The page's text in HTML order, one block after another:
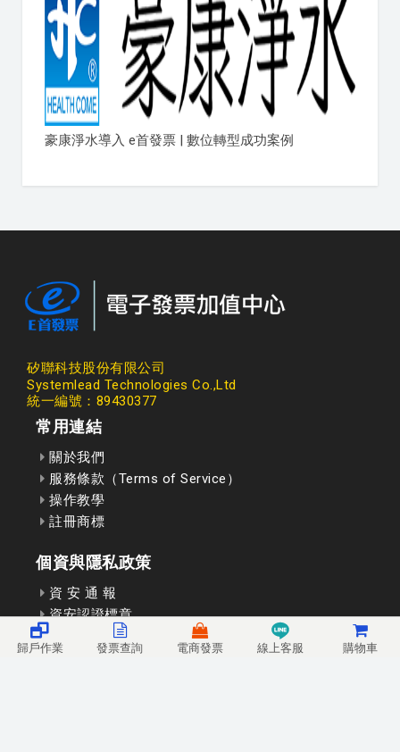
歸戶作業 發票查詢 電商發票 線上客服 購物車
豪康淨水導入 e首發票 | 數位轉型成功案例
矽聯科技股份有限公司
Systemlead Technologies Co.,Ltd
統一編號：89430377
常用連結
關於我們
服務條款（Terms of Service）
操作教學
註冊商標
個資與隱私政策
資 安 通 報
資安認證標章
聯絡我們